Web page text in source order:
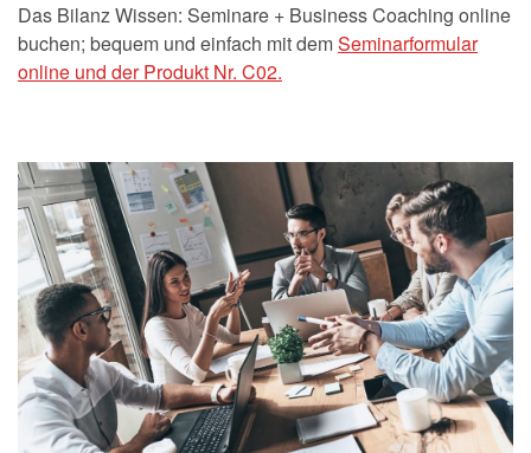
Das Bilanz Wissen: Seminare + Business Coaching online
buchen; bequem und einfach mit demSeminarformular
online und der Produkt Nr. C02.